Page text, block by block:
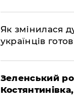
Як змінилася
українців
Зеленський